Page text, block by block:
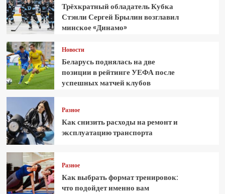
Трёхкратный обладатель Кубка
Стэнли Сергей Брылин возглавил
минское «Динамо»
Новости
Беларусь поднялась на две
позиции в рейтинге УЕФА после
успешных матчей клубов
Разное
Как снизить расходы на ремонт и
эксплуатацию транспорта
Разное
Как выбрать формат тренировок:
что подойдет именно вам